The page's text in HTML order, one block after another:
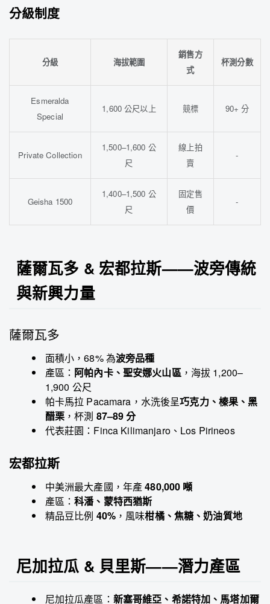
分級制度
分級 海拔範圍
銷售方
式
杯測分數
Esmeralda
Special
1,600 公尺以上 競標 90+ 分
Private Collection
1,500–1,600 公
尺
線上拍
賣
-
Geisha 1500
1,400–1,500 公
尺
固定售
價
-
薩爾瓦多 & 宏都拉斯——波旁傳統
與新興力量
薩爾瓦多
面積小，68% 為波旁品種
產區： 阿帕內卡、聖安娜火山區，海拔 1,200–
1,900 公尺
帕卡馬拉 Pacamara，水洗後呈巧克力、榛果、黑
醋栗 ，杯測 87–89 分
代表莊園：Finca Kilimanjaro、Los Pirineos
宏都拉斯
中美洲最大產國，年產480,000 噸
產區：科潘、蒙特西猶斯
精品豆比例 40% ，風味柑橘、焦糖、奶油質地
尼加拉瓜 & 貝里斯——潛力產區
尼加拉瓜產區： 新塞哥維亞、希諾特加、馬塔加爾